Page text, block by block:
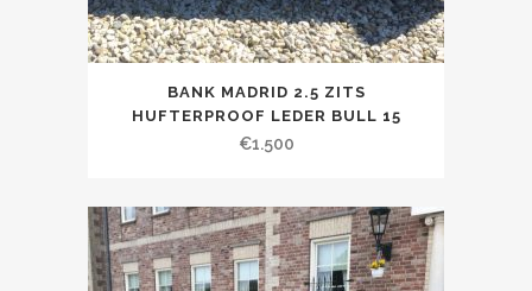
BANK MADRID 2.5 ZITS
HUFTERPROOF LEDER BULL 15
€1.500